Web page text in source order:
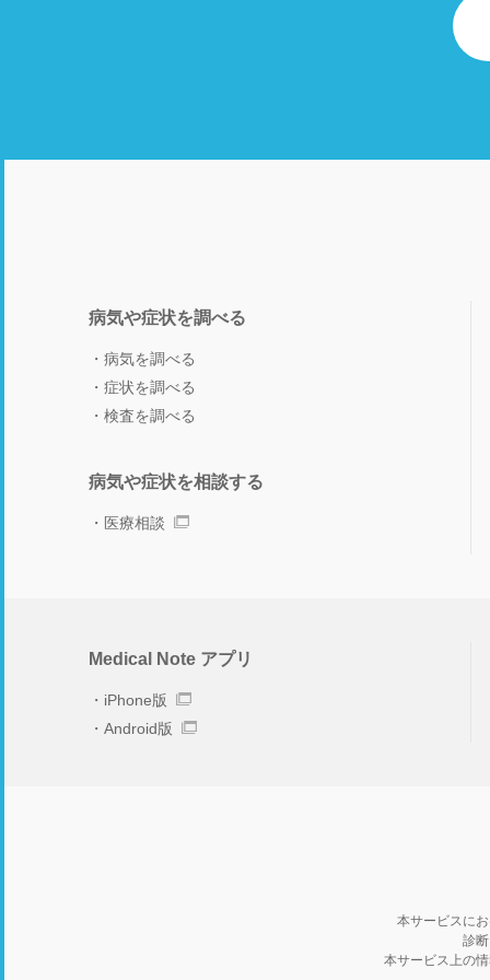
病気や症状を調べる
病気を調べる
症状を調べる
検査を調べる
病気や症状を相談する
医療相談
Medical Note アプリ
iPhone版
Android版
本サービスに
診
本サービス上の